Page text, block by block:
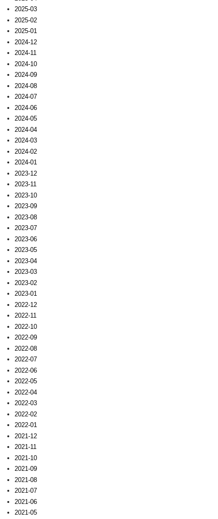
2025-03
2025-02
2025-01
2024-12
2024-11
2024-10
2024-09
2024-08
2024-07
2024-06
2024-05
2024-04
2024-03
2024-02
2024-01
2023-12
2023-11
2023-10
2023-09
2023-08
2023-07
2023-06
2023-05
2023-04
2023-03
2023-02
2023-01
2022-12
2022-11
2022-10
2022-09
2022-08
2022-07
2022-06
2022-05
2022-04
2022-03
2022-02
2022-01
2021-12
2021-11
2021-10
2021-09
2021-08
2021-07
2021-06
2021-05